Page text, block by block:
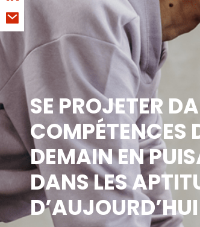
SE PROJETER
COMPÉTENCES
DEMAIN EN
DANS LES
D’AUJOURD’HUI